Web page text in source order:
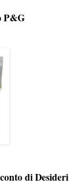
P&G
di Desideri